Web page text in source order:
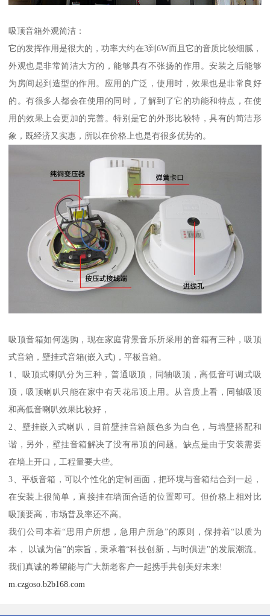
吸顶音箱外观简洁：
它的发挥作用是很大的，功率大约在3到6W而且它的音质比较细腻，
外观也是非常简洁大方的，能够具有不张扬的作用。安装之后能够
为房间起到造型的作用。应用的广泛，使用时，效果也是非常良好
的。有很多人都会在使用的同时，了解到了它的功能和特点，在使
用的效果上会更加的完善。特别是它的外形比较特，具有的简洁形
象，既经济又实惠，所以在价格上也是有很多优势的。
吸顶音箱如何选购，现在家庭背景音乐所采用的音箱有三种，吸顶
式音箱，壁挂式音箱(嵌入式)，平板音箱。
1、吸顶式喇叭分为三种，普通吸顶，同轴吸顶，高低音可调式吸
顶，吸顶喇叭只能在家中有天花吊顶上用。从音质上看，同轴吸顶
和高低音喇叭效果比较好，
2、壁挂嵌入式喇叭，目前壁挂音箱颜色多为白色，与墙壁搭配和
谐，另外，壁挂音箱解决了没有吊顶的问题。缺点是由于安装需要
在墙上开口，工程量要大些。
3、平板音箱，可以个性化的定制画面，把环境与音箱结合到一起，
在安装上很简单，直接挂在墙面合适的位置即可。但价格上相对比
吸顶要高，市场普及率还不高。
我们公司本着“思用户所想，急用户所急”的原则，保持着“以质为
本， 以诚为信”的宗旨，秉承着“科技创新，与时俱进"的发展潮流。
我们真诚的希望能与广大新老客户一起携手共创美好未来!
m.czgoso.b2b168.com